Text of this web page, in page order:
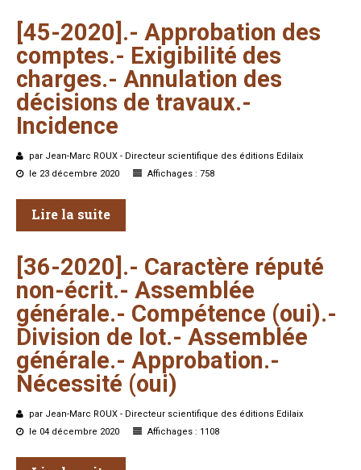
[45-2020].- Approbation des
comptes.- Exigibilité des
charges.- Annulation des
décisions de travaux.-
Incidence
par Jean-Marc ROUX - Directeur scientifique des éditions Edilaix
le 23 décembre 2020
Affichages : 758
Lire la suite
[36-2020].- Caractère réputé
non-écrit.- Assemblée
générale.- Compétence (oui).-
Division de lot.- Assemblée
générale.- Approbation.-
Nécessité (oui)
par Jean-Marc ROUX - Directeur scientifique des éditions Edilaix
le 04 décembre 2020
Affichages : 1108